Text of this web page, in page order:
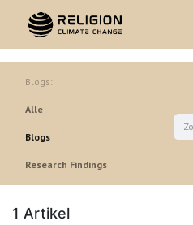
Blogs:
Alle
Blogs
Research Findings
1 Artikel